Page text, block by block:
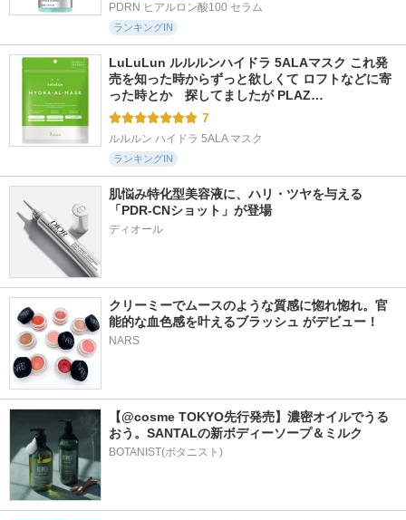
PDRN ヒアルロン酸100 セラム
ランキングIN
LuLuLun ルルルンハイドラ 5ALAマスク これ発
売を知った時からずっと欲しくて ロフトなどに寄
った時とか　探してましたが PLAZ…
7
ルルルン ハイドラ 5ALA マスク
ランキングIN
肌悩み特化型美容液に、ハリ・ツヤを与える
「PDR-CNショット」が登場
クリーミーでムースのような質感に惚れ惚れ。官
能的な血色感を叶えるブラッシュ がデビュー！
NARS
【@cosme TOKYO先行発売】濃密オイルでうる
おう。SANTALの新ボディーソープ＆ミルク
BOTANIST(ボタニスト)